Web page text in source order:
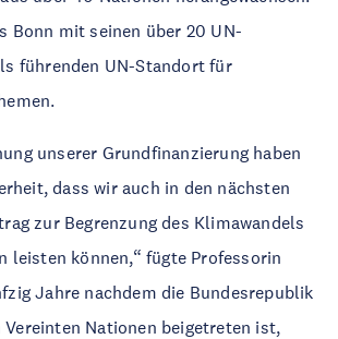
Bonn mit seinen über 20 UN-
führenden UN-Standort für
unserer Grundfinanzierung haben
dass wir auch in den nächsten
zur Begrenzung des Klimawandels
leisten können,“ fügte Professorin
Jahre nachdem die Bundesrepublik
Nationen beigetreten ist,